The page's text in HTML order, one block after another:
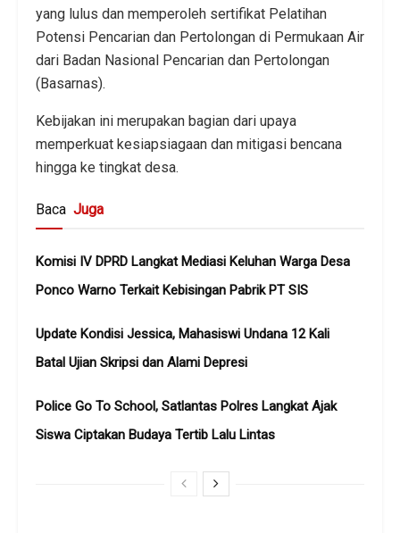
yang lulus dan memperoleh sertifikat Pelatihan
Potensi Pencarian dan Pertolongan di Permukaan Air
dari Badan Nasional Pencarian dan Pertolongan
(Basarnas).
Kebijakan ini merupakan bagian dari upaya
memperkuat kesiapsiagaan dan mitigasi bencana
hingga ke tingkat desa.
Baca Juga
Komisi IV DPRD Langkat Mediasi Keluhan Warga Desa
Ponco Warno Terkait Kebisingan Pabrik PT SIS
Update Kondisi Jessica, Mahasiswi Undana 12 Kali
Batal Ujian Skripsi dan Alami Depresi
Police Go To School, Satlantas Polres Langkat Ajak
Siswa Ciptakan Budaya Tertib Lalu Lintas